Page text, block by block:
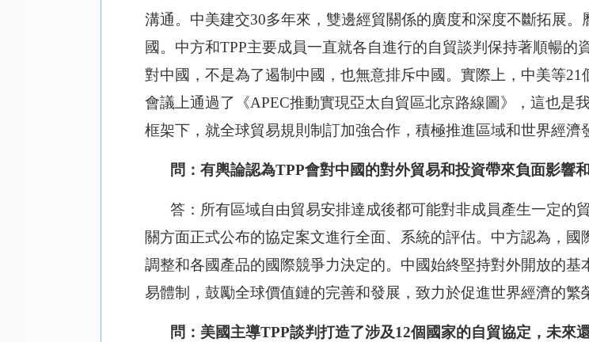
溝通。中美建交30多年來，雙邊經貿關係的廣度和深度不斷拓展
國。中方和TPP主要成員一直就各自進行的自貿談判保持著順暢的
對中國，不是為了遏制中國，也無意排斥中國。實際上，中美等
會議上通過了《APEC推動實現亞太自貿區北京路線圖》，這也是
框架下，就全球貿易規則制訂加強合作，積極推進區域和世界經濟
問：有輿論認為TPP會對中國的對外貿易和投資帶來負面影響
答：所有區域自由貿易安排達成後都可能對非成員產生一定的
關方面正式公布的協定案文進行全面、系統的評估。中方認為，
調整和各國產品的國際競爭力決定的。中國始終堅持對外開放的
易體制，鼓勵全球價值鏈的完善和發展，致力於促進世界經濟的繁
問：美國主導TPP談判打造了涉及12個國家的自貿協定，未來